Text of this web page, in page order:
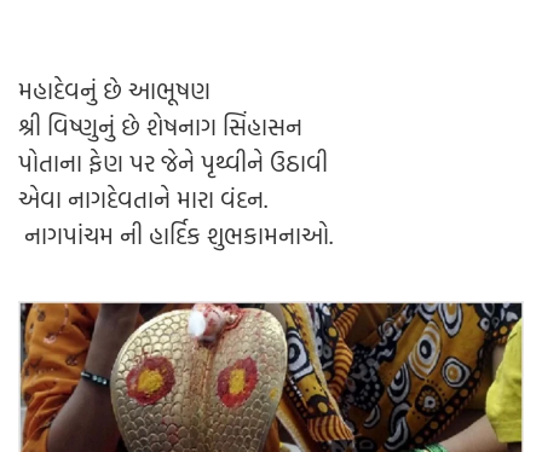
મહાદેવનું છે આભૂષણ
શ્રી વિષ્ણુનું છે શેષનાગ સિંહાસન
પોતાના ફેણ પર જેને પૃથ્વીને ઉઠાવી
એવા નાગદેવતાને મારા વંદન.
નાગપાંચમ ની હાર્દિક શુભકામનાઓ.